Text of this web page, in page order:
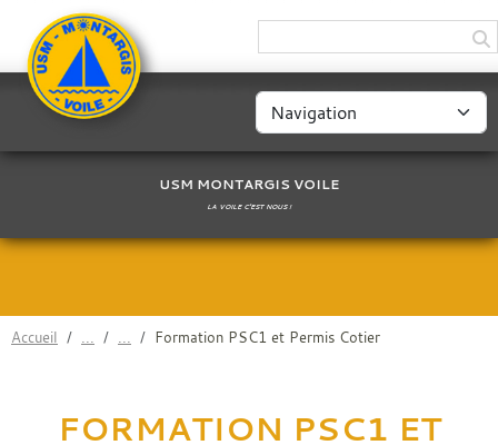
USM MONTARGIS VOILE
LA VOILE C'EST NOUS !
Accueil Formation PSC1 et Permis Cotier
FORMATION PSC1 ET
Panneau de gestion des cookies